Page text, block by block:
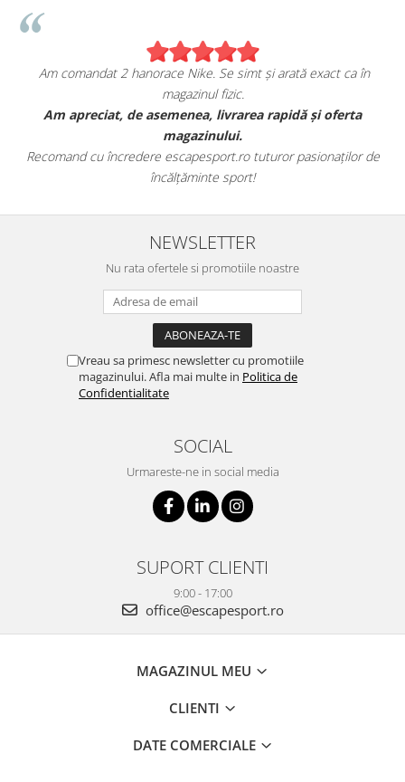
Am comandat 2 hanorace Nike. Se simt și arată exact ca în
magazinul fizic.
Am apreciat, de asemenea, livrarea rapidă și oferta
magazinului.
Recomand cu încredere escapesport.ro tuturor pasionaților de
încălțăminte sport!
NEWSLETTER
Nu rata ofertele si promotiile noastre
Vreau sa primesc newsletter cu promotiile
magazinului. Afla mai multe in Politica de
Confidentialitate
SOCIAL
Urmareste-ne in social media
SUPORT CLIENTI
9:00 - 17:00
office@escapesport.ro
MAGAZINUL MEU
CLIENTI
DATE COMERCIALE